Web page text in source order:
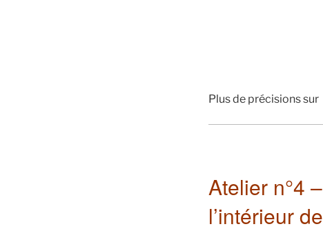
Plus de précisions sur
Atelier n°4
l’intérieur